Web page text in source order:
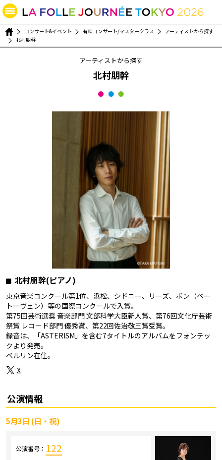
コンサート&イベント 有料コンサート/マスタークラス
アーティストから探す
北村朋幹
アーティストから探す
北村朋幹
北村朋幹(ピアノ)
東京音楽コンクール第1位、浜松、シドニー、リーズ、ボン（ベー
トーヴェン）等の国際コンクールで入賞。
第75回芸術選奨 音楽部門 文部科学大臣新人賞、第76回文化庁芸術
祭賞 レコード部門 優秀賞、第22回佐治敬三賞受賞。
録音は、「ASTERISM」を含む7タイトルのアルバムをフォンテッ
クより発売。
ベルリン在住。
X
公演情報
5月3日 (日・祝)
公演番号： 122